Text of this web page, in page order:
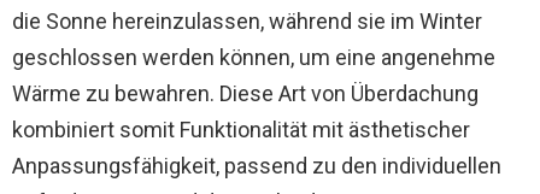
die Sonne hereinzulassen, während sie im Winter
geschlossen werden können, um eine angenehme
Wärme zu bewahren. Diese Art von Überdachung
kombiniert somit Funktionalität mit ästhetischer
Anpassungsfähigkeit, passend zu den individuellen